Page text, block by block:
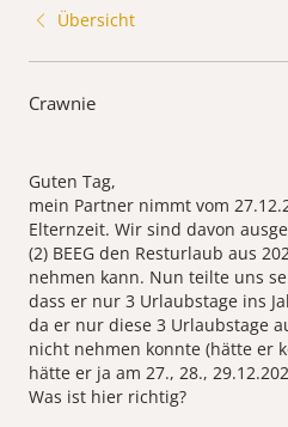
Übersicht
Crawnie
Guten Tag,
mein Partner nimmt vom
Elternzeit. Wir sind davon
(2) BEEG den Resturlaub aus
nehmen kann. Nun teilte uns
dass er nur 3 Urlaubstage ins
da er nur diese 3 Urlaubstage
nicht nehmen konnte (hätte er
hätte er ja am 27., 28.,
Was ist hier richtig?